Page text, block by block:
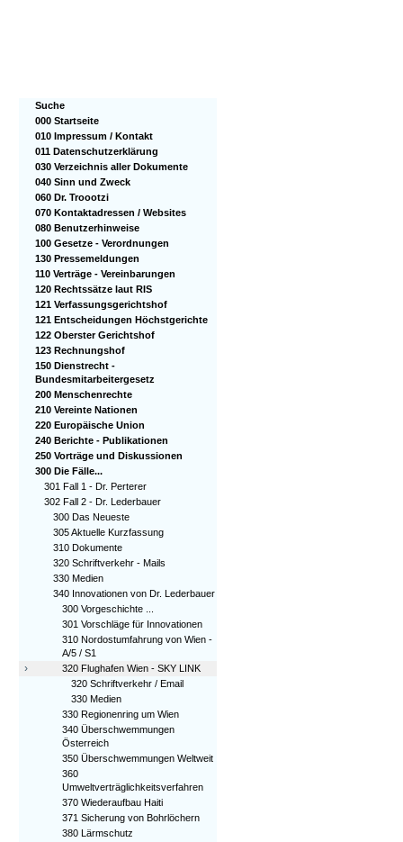
Suche
000 Startseite
010 Impressum / Kontakt
011 Datenschutzerklärung
030 Verzeichnis aller Dokumente
040 Sinn und Zweck
060 Dr. Troootzi
070 Kontaktadressen / Websites
080 Benutzerhinweise
100 Gesetze - Verordnungen
130 Pressemeldungen
110 Verträge - Vereinbarungen
120 Rechtssätze laut RIS
121 Verfassungsgerichtshof
121 Entscheidungen Höchstgerichte
122 Oberster Gerichtshof
123 Rechnungshof
150 Dienstrecht -
Bundesmitarbeitergesetz
200 Menschenrechte
210 Vereinte Nationen
220 Europäische Union
240 Berichte - Publikationen
250 Vorträge und Diskussionen
300 Die Fälle...
301 Fall 1 - Dr. Perterer
302 Fall 2 - Dr. Lederbauer
300 Das Neueste
305 Aktuelle Kurzfassung
310 Dokumente
320 Schriftverkehr - Mails
330 Medien
340 Innovationen von Dr. Lederbauer
300 Vorgeschichte ...
301 Vorschläge für Innovationen
310 Nordostumfahrung von Wien -
A/5 / S1
›
320 Flughafen Wien - SKY LINK
320 Schriftverkehr / Email
330 Medien
330 Regionenring um Wien
340 Überschwemmungen
Österreich
350 Überschwemmungen Weltweit
360
Umweltverträglichkeitsverfahren
370 Wiederaufbau Haiti
371 Sicherung von Bohrlöchern
380 Lärmschutz